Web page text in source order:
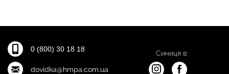
0 (800) 30 18 18
dovidka@hmpa.com.ua
Синиця в: